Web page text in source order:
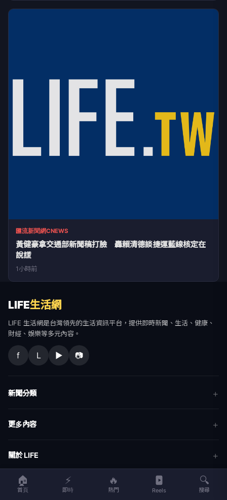
匯流新聞網CNEWS
黃健豪拿交通部新聞稿打臉 轟賴清德談捷運藍線核定在
說謊
1小時前
LIFE生活網
LIFE 生活網是台灣領先的生活資訊平台，提供即時新聞、生活、健康、
財經、娛樂等多元內容。
f L ▶ 📷
新聞分類
健康
財經
消費
更多內容
星座運勢
關於 LIFE
合作夥伴
🏠
首頁
⚡
即時
🔥
熱門 Reels
🔍
搜尋